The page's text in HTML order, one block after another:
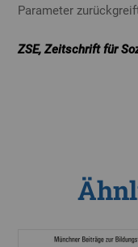
Parameter
ZSE, Zeitschrift für